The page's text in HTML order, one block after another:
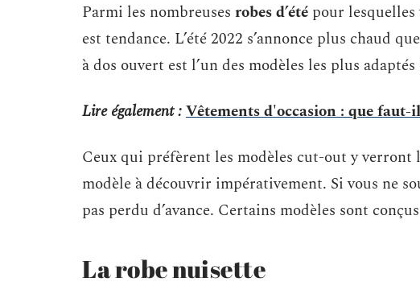
Parmi les nombreuses robes d’été pour lesquelles
est tendance. L’été 2022 s’annonce plus chaud
à dos ouvert est l’un des modèles les plus
Lire également :Vêtements d'occasion : que
Ceux qui préfèrent les modèles cut-out y verront
modèle à découvrir impérativement. Si vous ne
pas perdu d’avance. Certains modèles sont
La robe nuisette